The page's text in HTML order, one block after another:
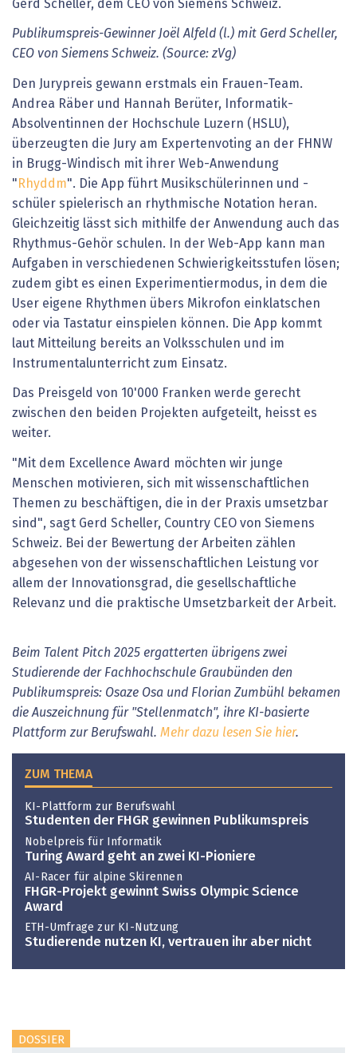
Publikumspreis-Gewinner Joël Alfeld (l.) mit Gerd Scheller,
CEO von Siemens Schweiz. (Source: zVg)
Den Jurypreis gewann erstmals ein Frauen-Team.
Andrea Räber und Hannah Berüter, Informatik-
Absolventinnen der Hochschule Luzern (HSLU),
überzeugten die Jury am Expertenvoting an der FHNW
in Brugg-Windisch mit ihrer Web-Anwendung
" Rhyddm". Die App führt Musikschülerinnen und -
schüler spielerisch an rhythmische Notation heran.
Gleichzeitig lässt sich mithilfe der Anwendung auch das
Rhythmus-Gehör schulen. In der Web-App kann man
Aufgaben in verschiedenen Schwierigkeitsstufen lösen;
zudem gibt es einen Experimentiermodus, in dem die
User eigene Rhythmen übers Mikrofon einklatschen
oder via Tastatur einspielen können. Die App kommt
laut Mitteilung bereits an Volksschulen und im
Instrumentalunterricht zum Einsatz.
Das Preisgeld von 10'000 Franken werde gerecht
zwischen den beiden Projekten aufgeteilt, heisst es
weiter.
"Mit dem Excellence Award möchten wir junge
Menschen motivieren, sich mit wissenschaftlichen
Themen zu beschäftigen, die in der Praxis umsetzbar
sind", sagt Gerd Scheller, Country CEO von Siemens
Schweiz. Bei der Bewertung der Arbeiten zählen
abgesehen von der wissenschaftlichen Leistung vor
allem der Innovationsgrad, die gesellschaftliche
Relevanz und die praktische Umsetzbarkeit der Arbeit.
Beim Talent Pitch 2025 ergatterten übrigens zwei
Studierende der Fachhochschule Graubünden den
Publikumspreis: Osaze Osa und Florian Zumbühl bekamen
die Auszeichnung für "Stellenmatch", ihre KI-basierte
Plattform zur Berufswahl. Mehr dazu lesen Sie hier.
ZUM THEMA
KI-Plattform zur Berufswahl
Studenten der FHGR gewinnen Publikumspreis
Nobelpreis für Informatik
Turing Award geht an zwei KI-Pioniere
AI-Racer für alpine Skirennen
FHGR-Projekt gewinnt Swiss Olympic Science
Award
ETH-Umfrage zur KI-Nutzung
Studierende nutzen KI, vertrauen ihr aber nicht
DOSSIER